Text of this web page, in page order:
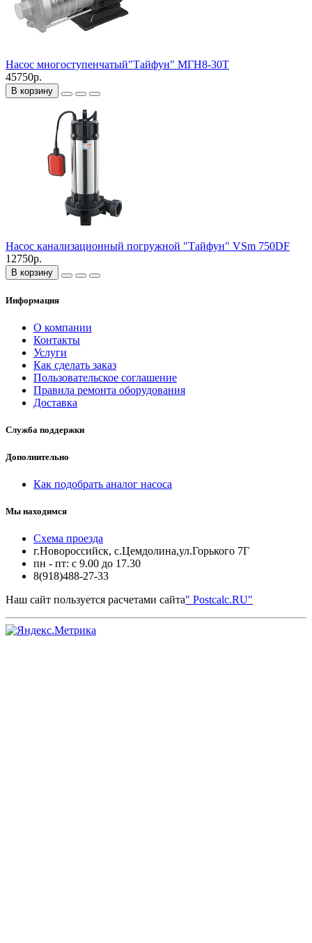
Насос многоступенчатый"Тайфун" МГН8-30Т
45750р.
В корзину
Насос канализационный погружной "Тайфун" VSm 750DF
12750р.
В корзину
Информация
О компании
Контакты
Услуги
Как сделать заказ
Пользовательское соглашение
Правила ремонта оборудования
Доставка
Служба поддержки
Дополнительно
Как подобрать аналог насоса
Мы находимся
Схема проезда
г.Новороссийск, с.Цемдолина,ул.Горького 7Г
пн - пт: с 9.00 до 17.30
8(918)488-27-33
Наш сайт пользуется расчетами сайта" Postcalc.RU"